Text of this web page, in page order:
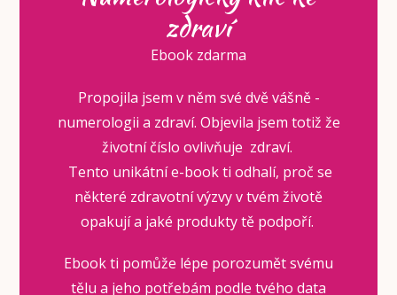
zdraví
Ebook zdarma
Propojila jsem v něm své dvě vášně -
numerologii a zdraví. Objevila jsem totiž že
životní číslo ovlivňuje zdraví.
Tento unikátní e-book ti odhalí, proč se
některé zdravotní výzvy v tvém životě
opakují a jaké produkty tě podpoří.
Ebook ti pomůže lépe porozumět svému
tělu a jeho potřebám podle tvého data